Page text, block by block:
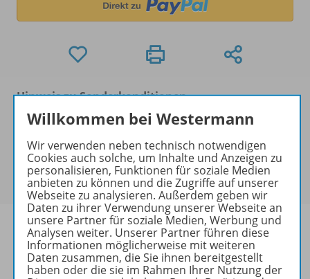
Hinweis zu Sonderkonditionen
Bei Bezahlung über Paypal und Kreditkarte können
keine Sonderkonditionen gewährt werden.
Sie haben ein passendesSpar-Paket?
Um den für Sie gültigen Preis zu sehen,melden Sie
sich bitte an.
Informationen
Willkommen bei Westermann
Wir verwenden neben technisch notwendigen
Cookies auch solche, um Inhalte und Anzeigen zu
personalisieren, Funktionen für soziale Medien
anbieten zu können und die Zugriffe auf unserer
Webseite zu analysieren. Außerdem geben wir
Daten zu ihrer Verwendung unserer Webseite an
unsere Partner für soziale Medien, Werbung und
Analysen weiter. Unserer Partner führen diese
Informationen möglicherweise mit weiteren
Daten zusammen, die Sie ihnen bereitgestellt
haben oder die sie im Rahmen Ihrer Nutzung der